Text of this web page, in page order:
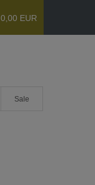
0,00 EUR
Sale